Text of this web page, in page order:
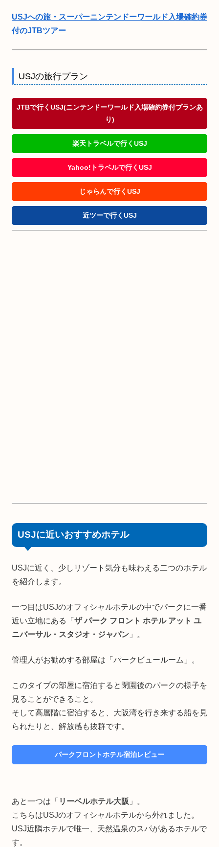
USJへの旅・スーパーニンテンドーワールド入場確約券
付のJTBツアー
USJの旅行プラン
JTBで行くUSJ(ニンテンドーワールド入場確約券付プランあ
り)
楽天トラベルで行くUSJ
Yahoo!トラベルで行くUSJ
じゃらんで行くUSJ
近ツーで行くUSJ
USJに近いおすすめホテル
USJに近く、少しリゾート気分も味わえる二つのホテル
を紹介します。
一つ目はUSJのオフィシャルホテルの中でパークに一番
近い立地にある「 ザ パーク フロント ホテル アット ユ
ニバーサル・スタジオ・ジャパン 」。
管理人がお勧めする部屋は「パークビュールーム」。
このタイプの部屋に宿泊すると閉園後のパークの様子を
見ることができること。
そして高層階に宿泊すると、大阪湾を行き来する船を見
られたりと、解放感も抜群です。
パークフロントホテル宿泊レビュー
あと一つは「 リーベルホテル大阪 」。
こちらはUSJのオフィシャルホテルから外れました。
USJ近隣ホテルで唯一、天然温泉のスパがあるホテルで
す。